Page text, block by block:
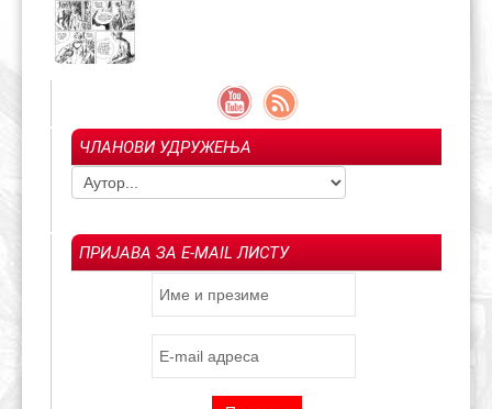
ЧЛАНОВИ УДРУЖЕЊА
ПРИЈАВА ЗА E-MAIL ЛИСТУ